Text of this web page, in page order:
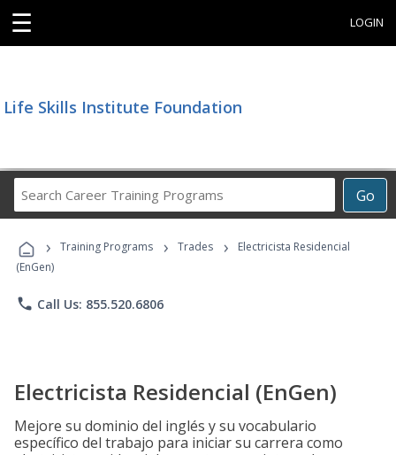
☰ LOGIN
Life Skills Institute Foundation
Go
Career
Programs
› Training Programs › Trades ›
Electricista Residencial
(EnGen)
phone Call Us: 855.520.6806
Electricista Residencial (EnGen)
Mejore su dominio del inglés y su vocabulario
específico del trabajo para iniciar su carrera como